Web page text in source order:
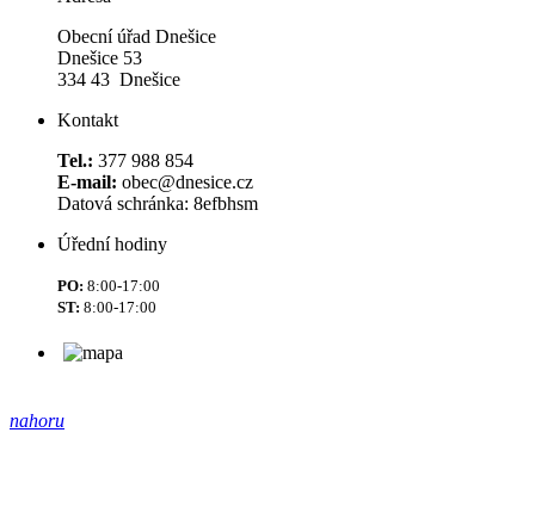
Obecní úřad Dnešice
Dnešice 53
334 43 Dnešice
Kontakt
Tel.: 377 988 854
E-mail: obec@dnesice.cz
Datová schránka: 8efbhsm
Úřední hodiny
PO: 8:00-17:00
ST: 8:00-17:00
nahoru